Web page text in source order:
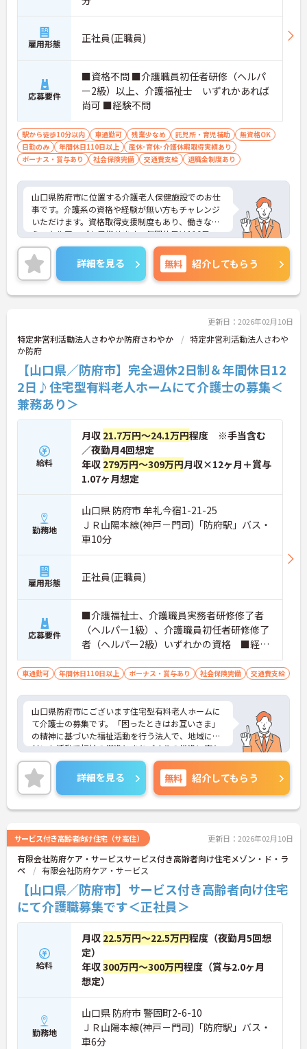
雇用形態 正社員(正職員)
応募要件
■資格不問 ■介護職員初任者研修（ヘルパ
ー2級）以上、介護福祉士 いずれかあれば
尚可 ■経験不問
駅から徒歩10分以内 車通勤可 残業少なめ 託児所・育児補助
無資格OK
日勤のみ
年間休日110日以上
産休･育休･介護休暇取得実績あり
ボーナス・賞与あり
社会保険完備 交通費支給 退職金制度あり
山口県防府市に位置する介護老人保健施設でのお仕
事です。介護系の資格や経験が無い方もチャレンジ
いただけます。資格取得支援制度もあり、働きなが
らスキルアップも目指せます。年間休日は116日、
残業も少なく、ワークライフバランスも重視した働
き方が叶います。ご興味のある方には、面接対策ポ
イントなど、さらに詳細をお話しいたしますのでお
気軽にご相談ください！
詳細を見る 無料 紹介してもらう
更新日：2026年02月10日
特定非営利活動法人さわやか防府さわやか
特定非営利活動法人さわや
か防府
【山口県／防府市】完全週休2日制＆年間休日12
2日♪住宅型有料老人ホームにて介護士の募集＜
兼務あり＞
給料
月収 21.7万円～24.1万円程度 ※手当含む
／夜勤月4回想定
年収 279万円～309万円月収×12ヶ月＋賞与
1.07ヶ月想定
勤務地
山口県 防府市 牟礼今宿1-21-25
ＪＲ山陽本線(神戸－門司)「防府駅」バス・
車10分
雇用形態 正社員(正職員)
応募要件
■介護福祉士、介護職員実務者研修修了者
（ヘルパー1級）、介護職員初任者研修修了
者（ヘルパー2級）いずれかの資格 ■経験
不問 ■普通自動車運転免許（AT限定可）
あれば尚可 ■必要なPCスキル：スマホで
対応）
車通勤可 年間休日110日以上 ボーナス・賞与あり 社会保険完備 交通費支給
山口県防府市にございます住宅型有料老人ホームに
て介護士の募集です。「困ったときはお互いさま」
の精神に基づいた福祉活動を行う法人で、地域に根
付いた活動で福祉の増進とまちづくりの推進に寄与
してらっしゃいます。
あなたの経験やスキルを活かして、高齢者の皆さま
が安心して過ごせる空間づくりにチャレンジしてみ
ませんか？
ご興味ある方には、面接対策ポイントなど、さらに
い。
詳細を見る 無料 紹介してもらう
サービス付き高齢者向け住宅（サ高住） 更新日：2026年02月10日
有限会社防府ケア・サービスサービス付き高齢者向け住宅メゾン・ド・ラ
ペ
有限会社防府ケア・サービス
【山口県／防府市】サービス付き高齢者向け住宅
にて介護職募集です＜正社員＞
給料
月収 22.5万円～22.5万円程度（夜勤月5回想
定）
年収300万円～300万円程度（賞与2.0ヶ月
想定）
勤務地
山口県 防府市 警固町2-6-10
ＪＲ山陽本線(神戸－門司)「防府駅」バス・
車6分